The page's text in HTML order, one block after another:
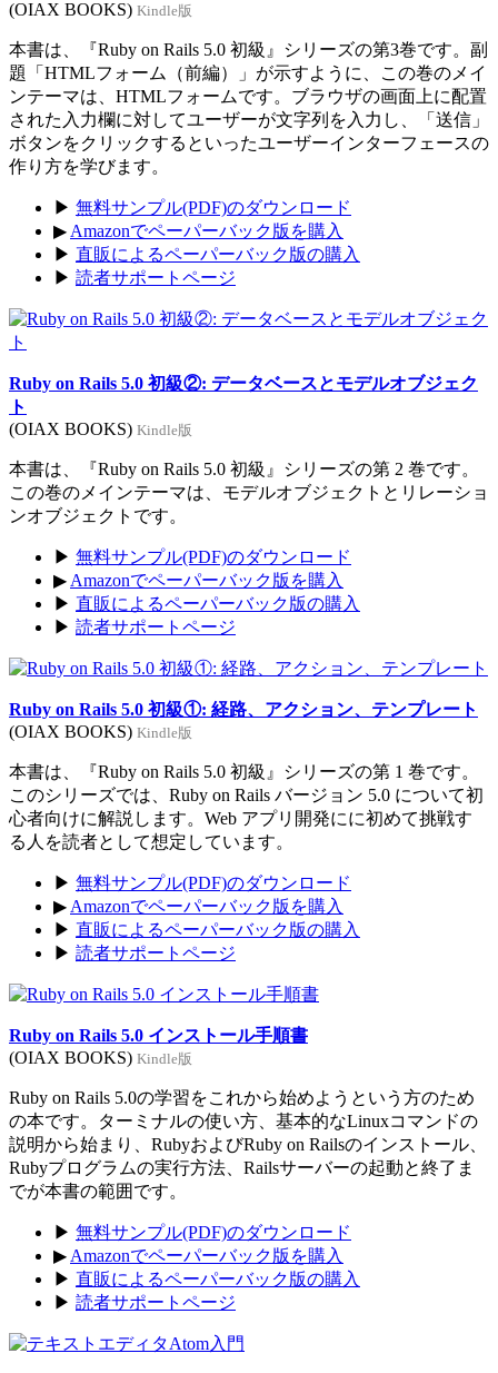
(OIAX BOOKS) Kindle版
本書は、『Ruby on Rails 5.0 初級』シリーズの第3巻です。副
題「HTMLフォーム（前編）」が示すように、この巻のメイ
ンテーマは、HTMLフォームです。ブラウザの画面上に配置
された入力欄に対してユーザーが文字列を入力し、「送信」
ボタンをクリックするといったユーザーインターフェースの
作り方を学びます。
▶ 無料サンプル(PDF)のダウンロード
▶ Amazonでペーパーバック版を購入
▶ 直販によるペーパーバック版の購入
▶ 読者サポートページ
Ruby on Rails 5.0 初級②: データベースとモデルオブジェク
ト
(OIAX BOOKS) Kindle版
本書は、『Ruby on Rails 5.0 初級』シリーズの第 2 巻です。
この巻のメインテーマは、モデルオブジェクトとリレーショ
ンオブジェクトです。
▶ 無料サンプル(PDF)のダウンロード
▶ Amazonでペーパーバック版を購入
▶ 直販によるペーパーバック版の購入
▶ 読者サポートページ
Ruby on Rails 5.0 初級①: 経路、アクション、テンプレート
(OIAX BOOKS) Kindle版
本書は、『Ruby on Rails 5.0 初級』シリーズの第 1 巻です。
このシリーズでは、Ruby on Rails バージョン 5.0 について初
心者向けに解説します。Web アプリ開発にに初めて挑戦す
る人を読者として想定しています。
▶ 無料サンプル(PDF)のダウンロード
▶ Amazonでペーパーバック版を購入
▶ 直販によるペーパーバック版の購入
▶ 読者サポートページ
Ruby on Rails 5.0 インストール手順書
(OIAX BOOKS) Kindle版
Ruby on Rails 5.0の学習をこれから始めようという方のため
の本です。ターミナルの使い方、基本的なLinuxコマンドの
説明から始まり、RubyおよびRuby on Railsのインストール、
Rubyプログラムの実行方法、Railsサーバーの起動と終了ま
でが本書の範囲です。
▶ 無料サンプル(PDF)のダウンロード
▶ Amazonでペーパーバック版を購入
▶ 直販によるペーパーバック版の購入
▶ 読者サポートページ